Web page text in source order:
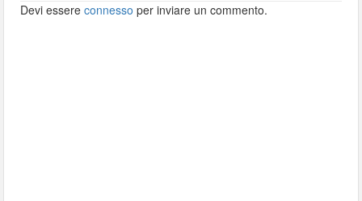
Devi essereconnesso per inviare un commento.